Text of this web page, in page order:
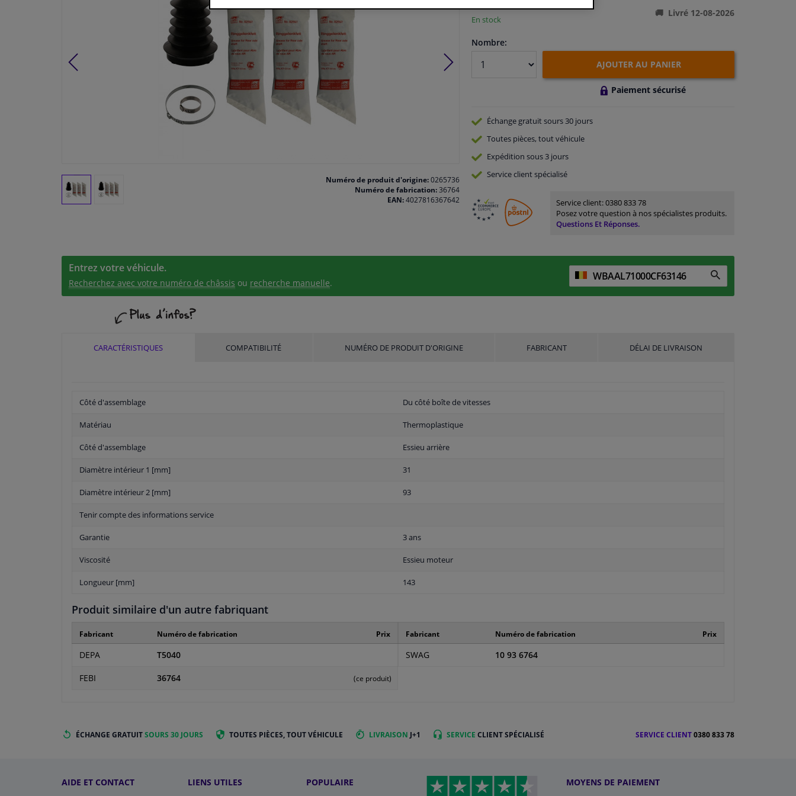
Numéro de produit d'origine:0265736
Numéro de fabrication:36764
EAN:4027816367642
En stock
Livré 12-08-2026
Nombre:
AJOUTER AU PANIER
Paiement sécurisé
Échange gratuitsours 30 jours
Toutes pièces, tout véhicule
Expédition sous 3 jours
Serviceclient spécialisé
Service client:0380 833 78
Posez votre question à nos spécialistes produits.
Questions Et Réponses.
Entrez votre véhicule.
Recherchez avec votre numéro de châssis ou recherche manuelle.
CARACTÉRISTIQUES COMPATIBILITÉ NUMÉRO DE PRODUIT D'ORIGINE FABRICANT DÉLAI DE LIVRAISON
Côté d'assemblage Du côté boîte de vitesses
Matériau Thermoplastique
Côté d'assemblage Essieu arrière
Diamètre intérieur 1 [mm] 31
Diamètre intérieur 2 [mm] 93
Tenir compte des informations service
Garantie 3 ans
Viscosité Essieu moteur
Longueur [mm] 143
Produit similaire d'un autre fabriquant
Fabricant Numéro de fabrication Prix
DEPA T5040
FEBI 36764 (ce produit)
Fabricant Numéro de fabrication Prix
SWAG 10 93 6764
ÉCHANGE GRATUITSOURS 30 JOURS TOUTES PIÈCES, TOUT VÉHICULE LIVRAISON J+1 SERVICE CLIENT SPÉCIALISÉ SERVICE CLIENT0380 833 78
AIDE ET CONTACT LIENS UTILES POPULAIRE MOYENS DE PAIEMENT